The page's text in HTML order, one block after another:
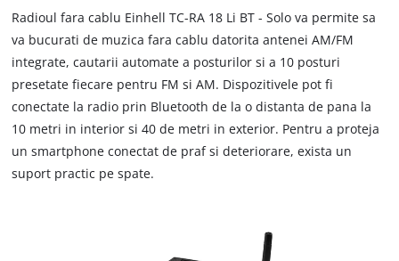
Radioul fara cablu Einhell TC-RA 18 Li BT - Solo va permite sa
va bucurati de muzica fara cablu datorita antenei AM/FM
integrate, cautarii automate a posturilor si a 10 posturi
presetate fiecare pentru FM si AM. Dispozitivele pot fi
conectate la radio prin Bluetooth de la o distanta de pana la
10 metri in interior si 40 de metri in exterior. Pentru a proteja
un smartphone conectat de praf si deteriorare, exista un
suport practic pe spate.